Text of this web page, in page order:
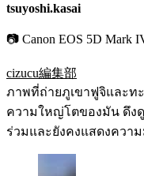
tsuyoshi.kasai
📷 Canon EOS 5D Mark
cizucu編集部
ภาพที่ถ่ายภูเขาฟูจิและท
ความใหญ่โตของมัน ดึง
ร่วมและยังคงแสดงควา